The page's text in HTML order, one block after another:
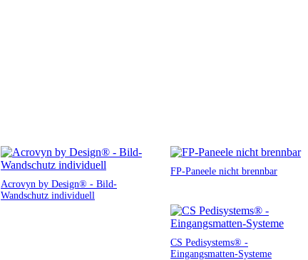
Acrovyn by Design® - Bild-
Wandschutz individuell
FP-Paneele nicht brennbar
CS Pedisystems® -
Eingangsmatten-Systeme